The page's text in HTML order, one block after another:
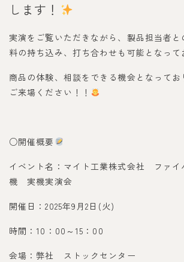
します！
実演をご覧いただきながら、製品担当者
料の持ち込み、打ち合わせも可能となって
商品の体験、相談をできる機会となってお
ご来場ください！！
○開催概要
イベント名：マイト工業株式会社 ファイ
機 実機実演会
開催日：2025年9月2日(火)
時間：10：00～15：00
会場：弊社 ストックセンター